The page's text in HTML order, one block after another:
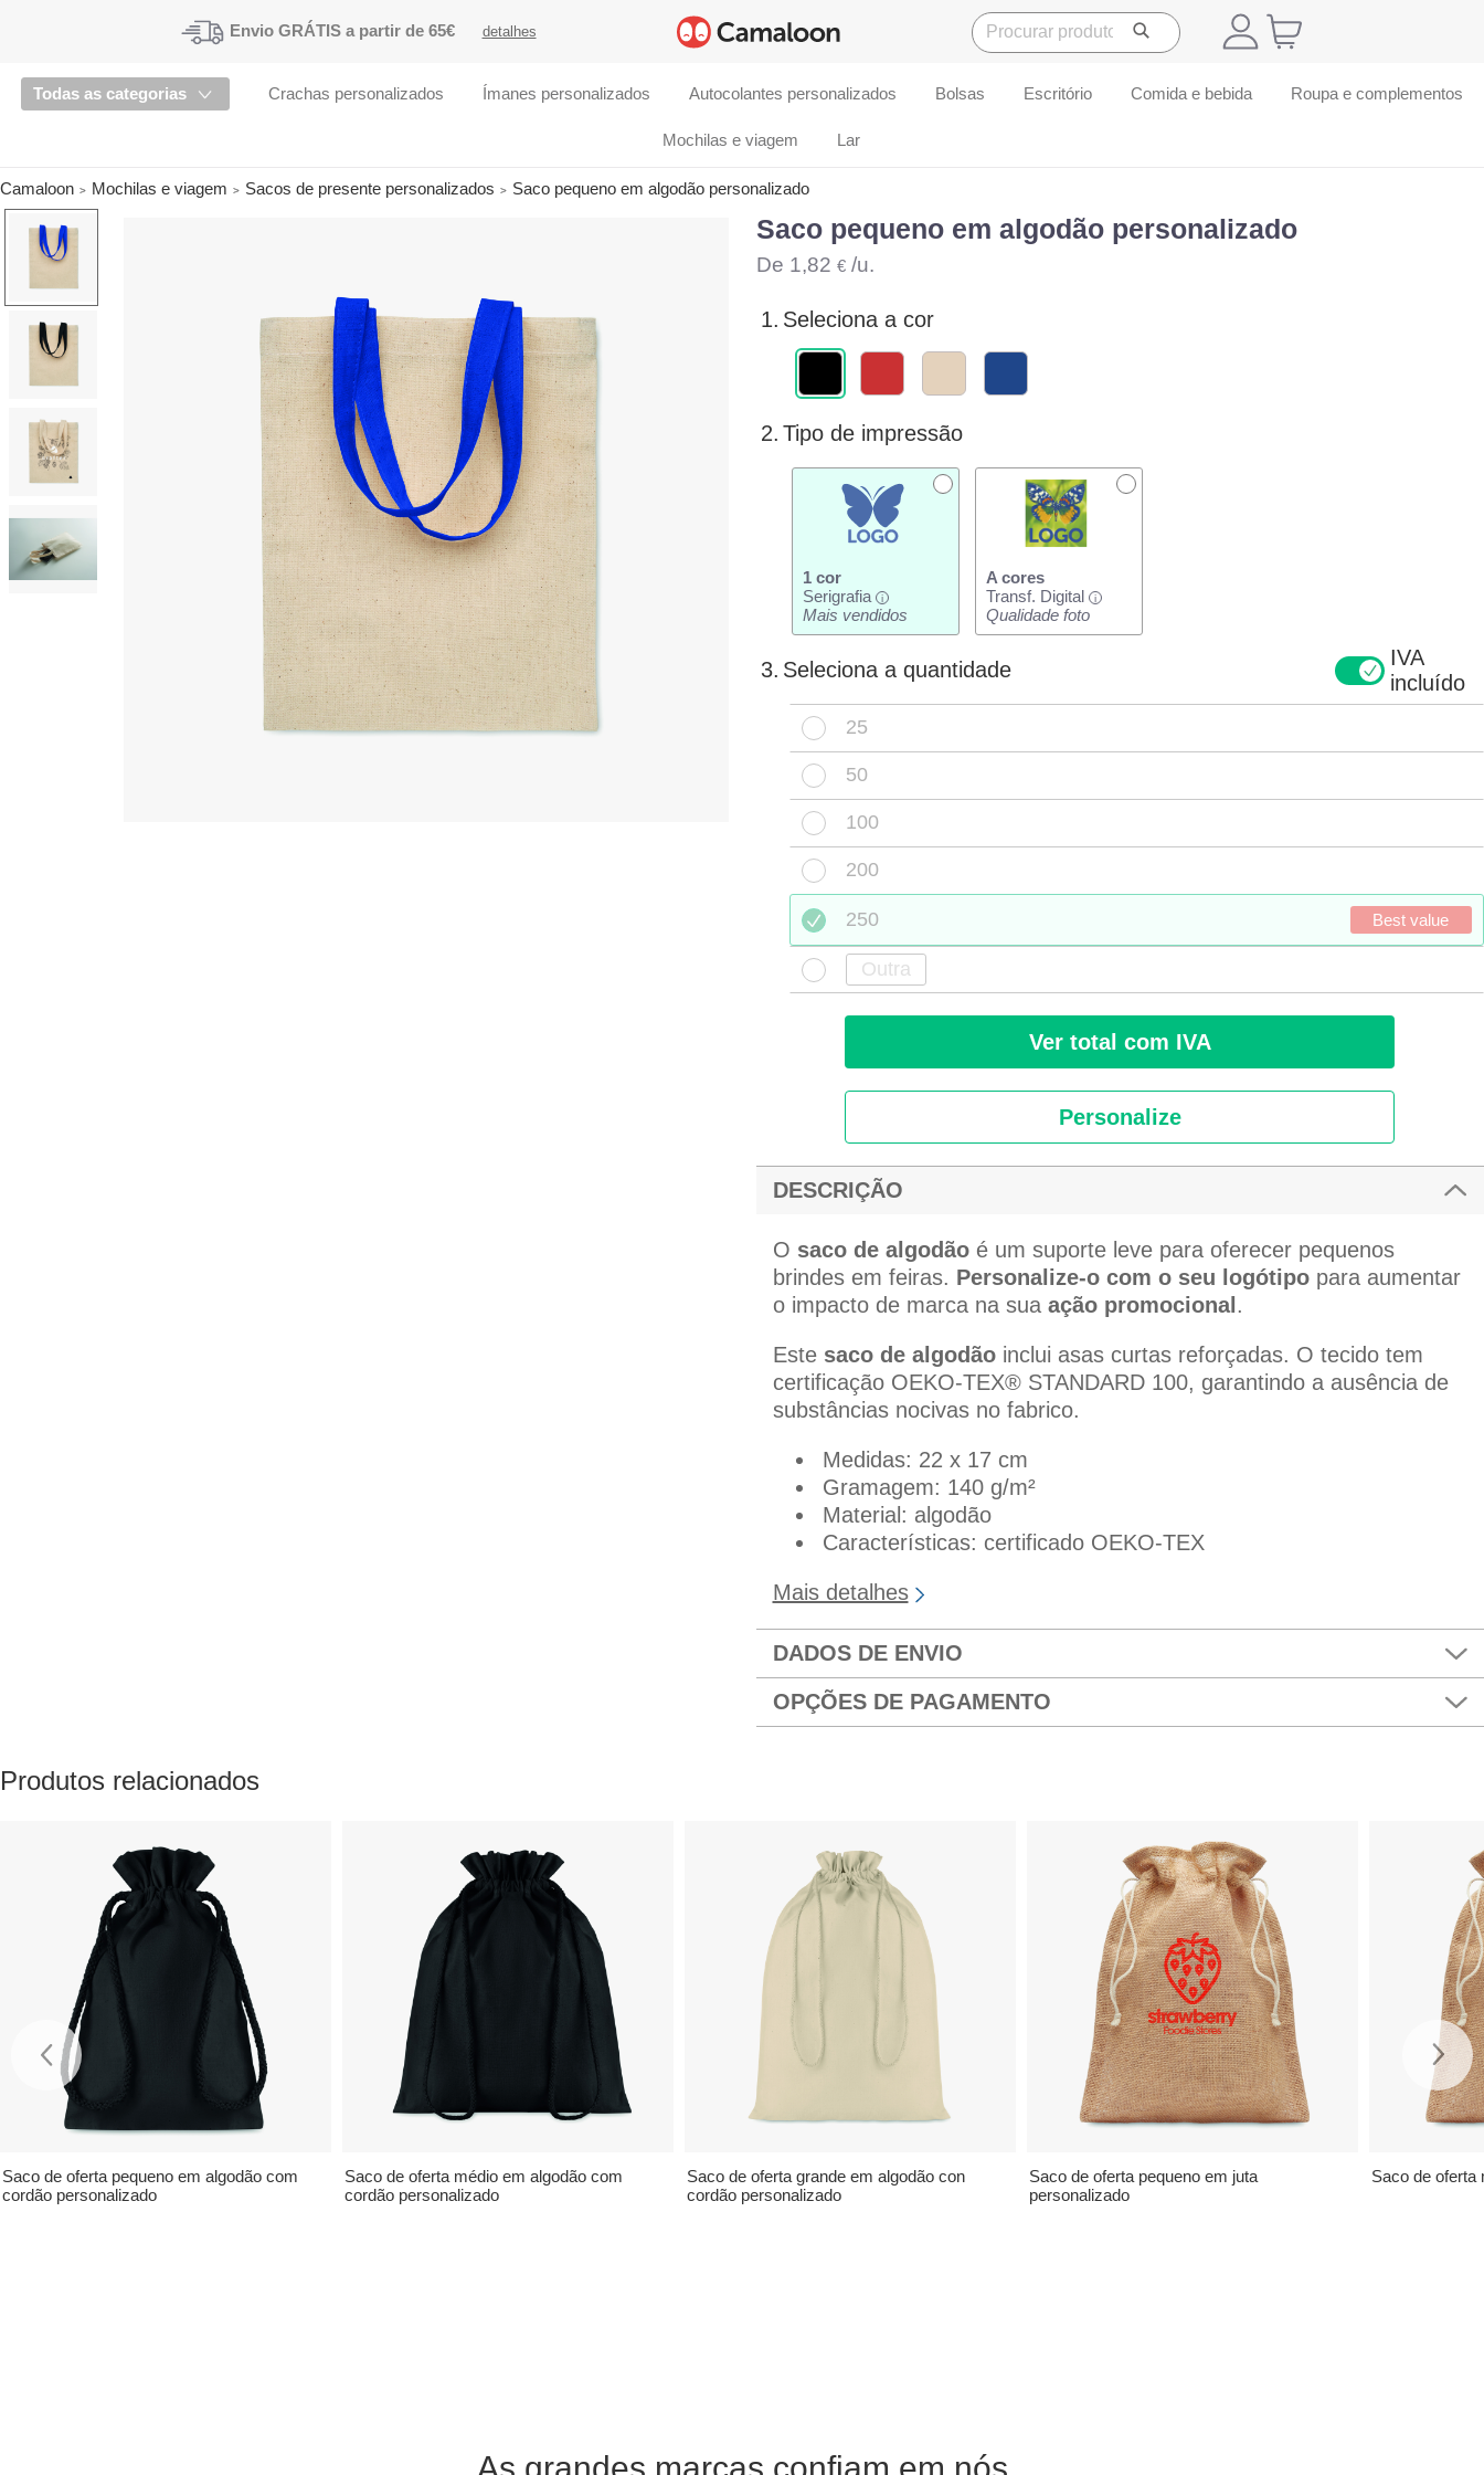
Envio GRÁTIS a partir de 65€ detalhes
Todas as categorias Crachas personalizados Ímanes personalizados Autocolantes personalizados Bolsas Escritório Comida e bebida Roupa e complementos
Mochilas e viagem Lar
Camaloon Mochilas e viagem Sacos de presente personalizados Saco pequeno em algodão personalizado
Saco pequeno em algodão personalizado
De 1,82 €/u.
1. Seleciona a cor
2. Tipo de impressão
1 cor
Serigrafia
i
Mais vendidos
A cores
Transf. Digital
i
Qualidade foto
3. Seleciona a quantidade
IVA
incluído
25
50
100
200
250 Best value
Ver total com IVA
Personalize
DESCRIÇÃO
O saco de algodãoé um suporte leve para oferecer pequenos
brindes em feiras. Personalize-o com o seu logótipopara aumentar
o impacto de marca na sua ação promocional .
Este saco de algodãoinclui asas curtas reforçadas. O tecido tem
certificação OEKO-TEX® STANDARD 100, garantindo a ausência de
substâncias nocivas no fabrico.
Medidas: 22 x 17 cm
Gramagem: 140 g/m²
Material: algodão
Características: certificado OEKO-TEX
Mais detalhes
DADOS DE ENVIO
OPÇÕES DE PAGAMENTO
Produtos relacionados
Saco de oferta pequeno em algodão com
cordão personalizado
Saco de oferta médio em algodão com
cordão personalizado
Saco de oferta grande em algodão con
cordão personalizado
Saco de oferta pequeno em juta
personalizado
Saco de oferta